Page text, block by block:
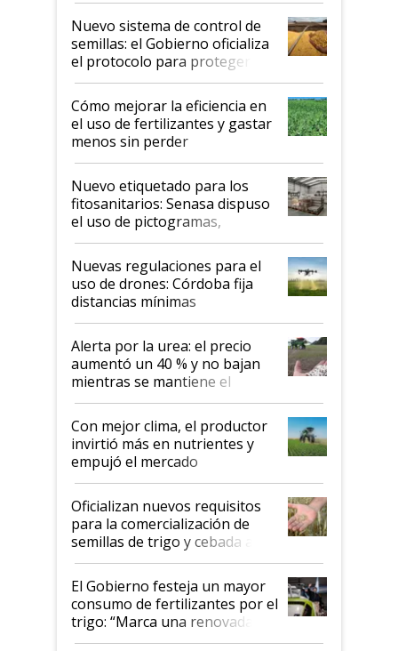
Nuevo sistema de control de
semillas: el Gobierno oficializa
el protocolo para proteger la
propiedad intelectual
Cómo mejorar la eficiencia en
el uso de fertilizantes y gastar
menos sin perder
productividad en la campaña
fina
Nuevo etiquetado para los
fitosanitarios: Senasa dispuso
el uso de pictogramas,
palabras de advertencia e
indicaciones
Nuevas regulaciones para el
uso de drones: Córdoba fija
distancias mínimas
Alerta por la urea: el precio
aumentó un 40 % y no bajan
mientras se mantiene el
conflicto en Medio Oriente
Con mejor clima, el productor
invirtió más en nutrientes y
empujó el mercado
Oficializan nuevos requisitos
para la comercialización de
semillas de trigo y cebada a
granel
El Gobierno festeja un mayor
consumo de fertilizantes por el
trigo: “Marca una renovada
confianza de los productores”